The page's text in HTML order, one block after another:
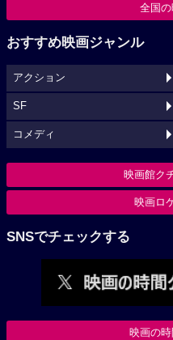
全国
おすすめ映画ジャンル
アクション
SF
コメディ
映画館ク
映画ロ
SNSでチェックする
映画の